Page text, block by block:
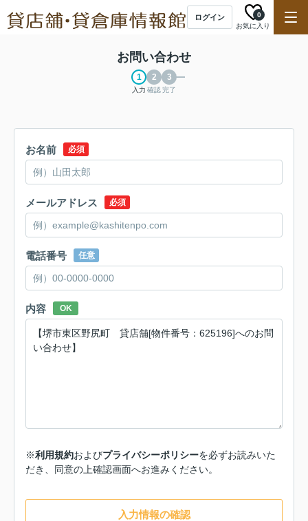
ログイン
お気に入り
0
お問い合わせ
入力 確認完了
お名前 必須
メールアドレス 必須
電話番号 任意
内容 OK
※利用規約およびプライバシーポリシーを必ずお読みいた
だき、同意の上確認画面へお進みください。
入力情報の確認